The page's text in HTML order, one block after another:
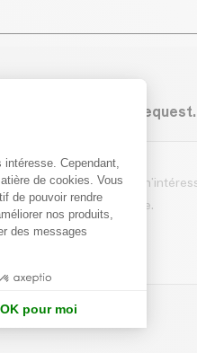
:
Cependant,
de cookies. Vous
de pouvoir rendre
nos produits,
des messages
OK pour moi